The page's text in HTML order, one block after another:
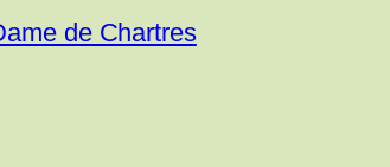
de Chartres